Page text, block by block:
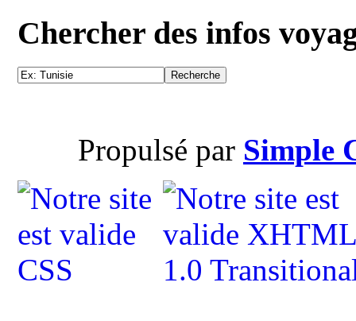
Chercher des infos
Propulsé par Simple